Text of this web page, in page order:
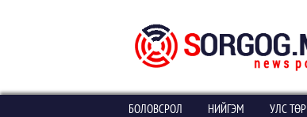
БОЛОВСРОЛ НИЙГЭМ УЛС ТӨР